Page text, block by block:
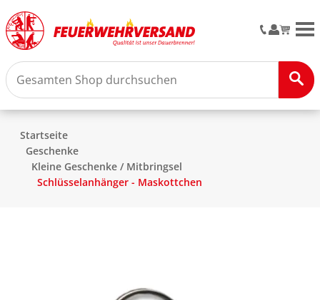
Startseite
Geschenke
Kleine Geschenke / Mitbringsel
Schlüsselanhänger - Maskottchen